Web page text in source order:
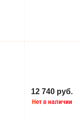
12 740 руб.